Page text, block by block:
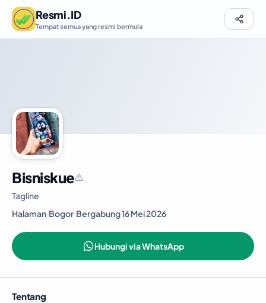
Resmi.ID
Tempat semua yang resmi bermula
Bisniskue
Tagline
Halaman·Bogor·Bergabung 16 Mei 2026
Hubungi via WhatsApp
Tentang